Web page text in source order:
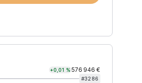
+0,01 % 576 946 €
#3286